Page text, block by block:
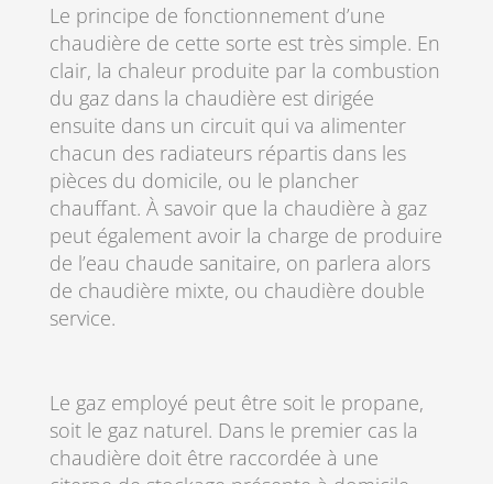
Le principe de fonctionnement d’une
chaudière de cette sorte est très simple. En
clair, la chaleur produite par la combustion
du gaz dans la chaudière est dirigée
ensuite dans un circuit qui va alimenter
chacun des radiateurs répartis dans les
pièces du domicile, ou le plancher
chauffant. À savoir que la chaudière à gaz
peut également avoir la charge de produire
de l’eau chaude sanitaire, on parlera alors
de chaudière mixte, ou chaudière double
service.
Le gaz employé peut être soit le propane,
soit le gaz naturel. Dans le premier cas la
chaudière doit être raccordée à une